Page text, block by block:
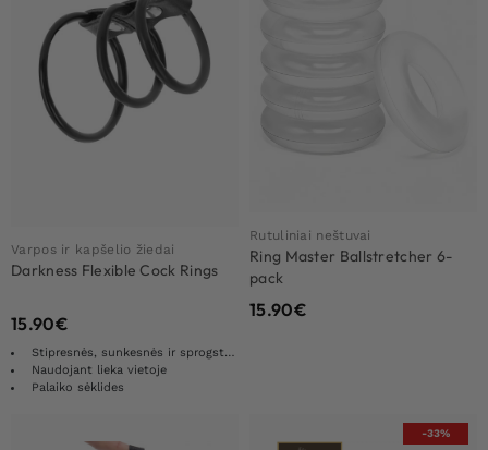
Varpos ir kapšelio žiedai
Darkness Flexible Cock Rings
15.90€
Stipresnės, sunkesnės ir sprogstamesnės erekcijos
Naudojant lieka vietoje
Palaiko sėklides
Rutuliniai neštuvai
Ring Master Ballstretcher 6-
pack
15.90€
-33%